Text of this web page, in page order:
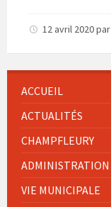
12 avril 2020par
ACCUEIL
ACTUALITÉS
CHAMPFLEURY
ADMINISTRATION
VIE MUNICIPALE